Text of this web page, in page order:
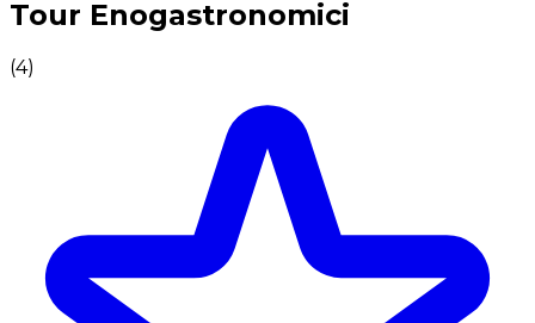
Tour Enogastronomici
(4)